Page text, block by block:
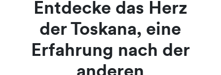
Entdecke das Herz
der Toskana, eine
Erfahrung nach der